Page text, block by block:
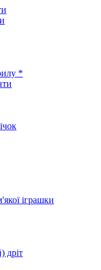
*
іграшки
дріт